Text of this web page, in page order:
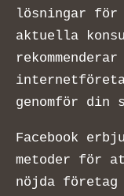
lösningar
aktuella
genomför din
Facebook
metoder för
nöjda